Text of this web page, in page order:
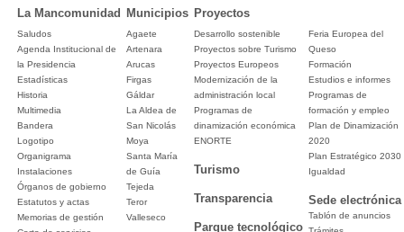
La Mancomunidad Municipios Proyectos
Saludos
Agenda Institucional de
la Presidencia
Estadísticas
Historia
Multimedia
Bandera
Logotipo
Organigrama
Instalaciones
Órganos de gobierno
Estatutos y actas
Memorias de gestión
Agaete
Artenara
Arucas
Firgas
Gáldar
La Aldea de
San Nicolás
Moya
Santa María
de Guía
Tejeda
Teror
Valleseco
Desarrollo sostenible
Proyectos sobre Turismo
Proyectos Europeos
Modernización de la
administración local
Programas de
dinamización económica
ENORTE
Turismo
Transparencia
Parque tecnológico
Feria Europea del
Queso
Formación
Estudios e informes
Programas de
formación y empleo
Plan de Dinamización
2020
Plan Estratégico 2030
Igualdad
Sede electrónica
Tablón de anuncios